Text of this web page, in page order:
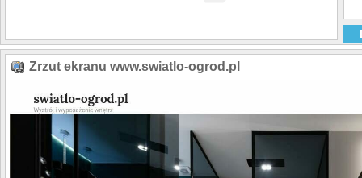
Zrzut ekranu www.swiatlo-ogrod.pl